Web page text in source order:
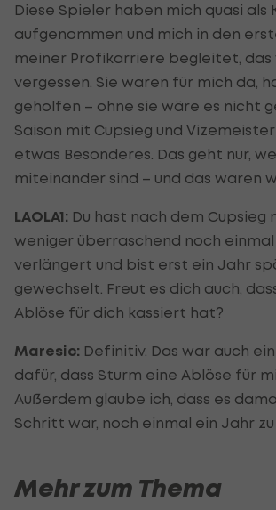
Diese Spieler haben mich quasi als
aufgenommen und mich in den
meiner Profikarriere begleitet, das
vergessen. Sie waren für mich da,
geholfen – ohne sie wäre es nicht
Saison mit Cupsieg und
etwas Besonderes. Das geht nur,
miteinander sind – und das waren
LAOLA1: Du hast nach dem Cupsieg
weniger überraschend noch
verlängert und bist erst ein Jahr
gewechselt. Freut es dich auch,
Ablöse für dich kassiert hat?
Maresic: Definitiv. Das war auch
dafür, dass Sturm eine Ablöse für
Außerdem glaube ich, dass es
Schritt war, noch einmal ein Jahr
Mehr zum Thema